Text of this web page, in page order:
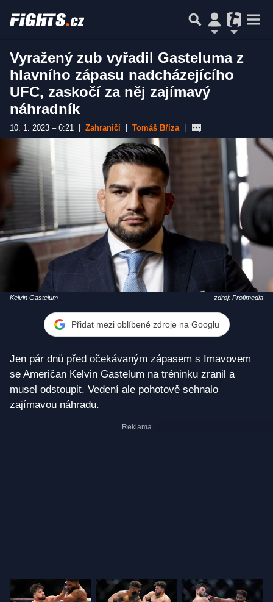
Vyražený zub vyřadil Gasteluma z
hlavního zápasu nadcházejícího
UFC, zaskočí za něj zajímavý
náhradník
10. 1. 2023 – 6:21 Zahraničí Tomáš Bříza
Kelvin Gastelum zdroj: Profimedia
Přidat mezi oblíbené zdroje na Googlu
Jen pár dnů před očekávaným zápasem s Imavovem
se Američan Kelvin Gastelum na tréninku zranil a
musel odstoupit. Vedení ale pohotově sehnalo
zajímavou náhradu.